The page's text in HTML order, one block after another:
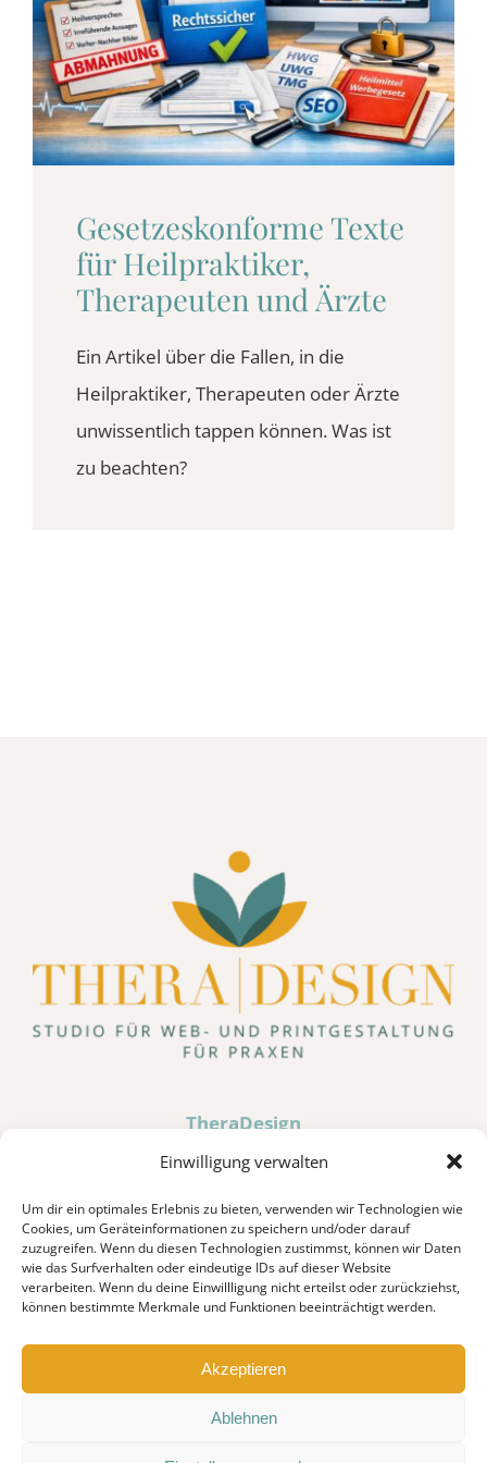
Einwilligung verwalten
Um dir ein optimales Erlebnis zu bieten, verwenden wir Technologien wie
Cookies, um Geräteinformationen zu speichern und/oder darauf
zuzugreifen. Wenn du diesen Technologien zustimmst, können wir Daten
wie das Surfverhalten oder eindeutige IDs auf dieser Website
verarbeiten. Wenn du deine Einwillligung nicht erteilst oder zurückziehst,
können bestimmte Merkmale und Funktionen beeinträchtigt werden.
Akzeptieren
Ablehnen
BLOG
KONTAKT
Gesetzes­konforme Texte
für Heilpraktiker,
Therapeuten und Ärzte
Ein Artikel über die Fallen, in die
Heilpraktiker, Therapeuten oder Ärzte
unwissentlich tappen können. Was ist
zu beachten?
TheraDesign
Hochweiler 10 · D-87527 Sonthofen
Tel. 0176 80036185
info@theradesign.de